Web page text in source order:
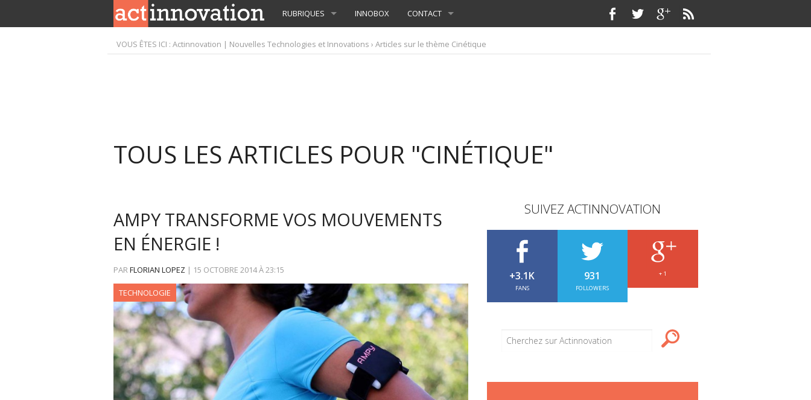
RUBRIQUES INNOBOX CONTACT
VOUS ÊTES ICI :Actinnovation | Nouvelles Technologies et Innovations › Articles sur le thème Cinétique
TOUS LES ARTICLES POUR "CINÉTIQUE"
AMPY TRANSFORME VOS MOUVEMENTS
EN ÉNERGIE !
PARFLORIAN LOPEZ | 15 OCTOBRE 2014À23:15
TECHNOLOGIE
SUIVEZ ACTINNOVATION
+3.1K
FANS
931
FOLLOWERS
+ 1